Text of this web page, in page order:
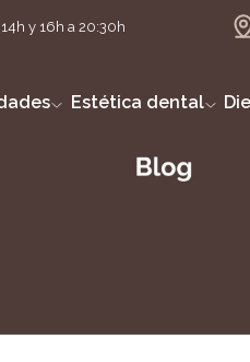
y 16h a 20:30h
Estética dental